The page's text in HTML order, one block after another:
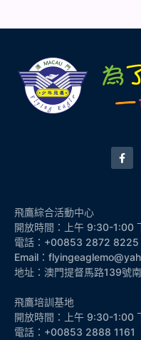
飛鷹綜合活動中心
開放時間：上午 9:30-1:00
電話：+00853 2872 8225
Email：
地址：澳門提督馬路139號
飛鷹培訓基地
開放時間：上午 9:30-1:00
電話：+00853 2888 1161